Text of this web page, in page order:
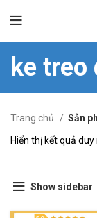
ke treo
Trang chủ
Sản
Hiển thị kết quả
Show sidebar